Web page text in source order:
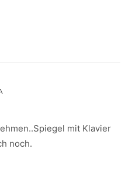
mit Klavier
noch.